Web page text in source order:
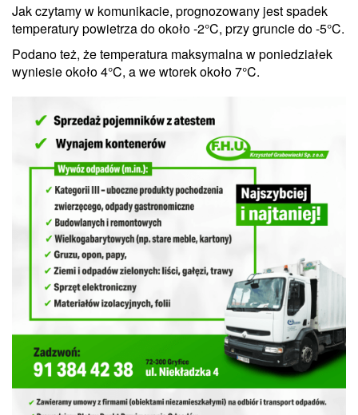
Jak czytamy w komunikacie, prognozowany jest spadek
temperatury powietrza do około -2°C, przy gruncie do -5°C.
Podano też, że temperatura maksymalna w poniedziałek
wyniesie około 4°C, a we wtorek około 7°C.